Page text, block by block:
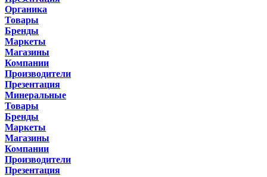
Органика
Товары
Бренды
Маркеты
Магазины
Компании
Производители
Презентация
Минеральные
Товары
Бренды
Маркеты
Магазины
Компании
Производители
Презентация